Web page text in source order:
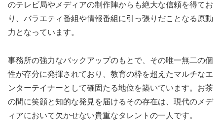
のテレビ局やメディアの制作陣からも絶大な信頼を得てお
り、バラエティ番組や情報番組に引っ張りだことなる原動
力となっています。
事務所の強力なバックアップのもとで、その唯一無二の個
性が存分に発揮されており、教育の枠を超えたマルチなエ
ンターテイナーとして確固たる地位を築いています。お茶
の間に笑顔と知的な発見を届けるその存在は、現代のメデ
ィアにおいて欠かせない貴重なタレントの一人です。